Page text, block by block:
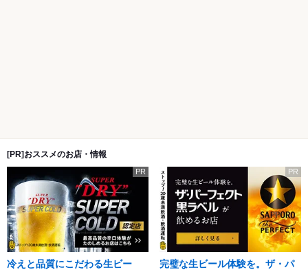
[PR]おススメのお店・情報
PR
冷えと品質にこだわる生ビー
PR
完璧な生ビール体験を。ザ・パ